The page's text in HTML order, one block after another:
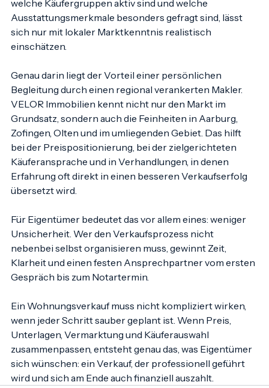
und Vermarktungsstrategie. Wie stark die Nachfrage ist,
welche Käufergruppen aktiv sind und welche
Ausstattungsmerkmale besonders gefragt sind, lässt
sich nur mit lokaler Marktkenntnis realistisch
Genau darin liegt der Vorteil einer persönlichen
Begleitung durch einen regional verankerten Makler.
VELOR Immobilien kennt nicht nur den Markt im
Grundsatz, sondern auch die Feinheiten in Aarburg,
Zofingen, Olten und im umliegenden Gebiet. Das hilft
bei der Preispositionierung, bei der zielgerichteten
Käuferansprache und in Verhandlungen, in denen
Erfahrung oft direkt in einen besseren Verkaufserfolg
Für Eigentümer bedeutet das vor allem eines: weniger
Unsicherheit. Wer den Verkaufsprozess nicht
nebenbei selbst organisieren muss, gewinnt Zeit,
Klarheit und einen festen Ansprechpartner vom ersten
Ein Wohnungsverkauf muss nicht kompliziert wirken,
wenn jeder Schritt sauber geplant ist. Wenn Preis,
Unterlagen, Vermarktung und Käuferauswahl
zusammenpassen, entsteht genau das, was Eigentümer
sich wünschen: ein Verkauf, der professionell geführt